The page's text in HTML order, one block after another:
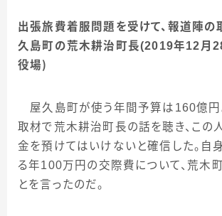
出張旅費着服問題を受けて、報道陣の
久島町の荒木耕治町長(2019年12月
役場）
屋久島町が使う年間予算は 160億円
取材で荒木耕治町長の話を聴き、この
金を預けてはいけないと確信した。自
る年100万円の交際費について、荒木
とを言ったのだ。